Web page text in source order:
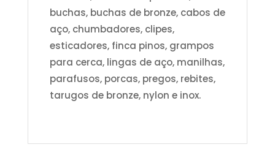
buchas, buchas de bronze, cabos de
aço, chumbadores, clipes,
esticadores, finca pinos, grampos
para cerca, lingas de aço, manilhas,
parafusos, porcas, pregos, rebites,
tarugos de bronze, nylon e inox.